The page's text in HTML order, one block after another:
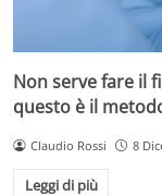
Non serve fare il
questo è il
Claudio Rossi 8
Leggi di più